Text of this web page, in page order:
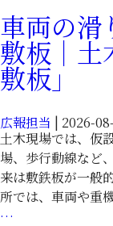
板
｜
土
木
CLT「ハ
パ
ー
CLT
敷
板」
症
対
策
の
意
工
夫
に
使
車両の滑
敷板｜土
敷板」
広報担当 | 2026-
土木現場では、仮
場、歩行動線など
来は敷鉄板が一般
所では、車両や重
…